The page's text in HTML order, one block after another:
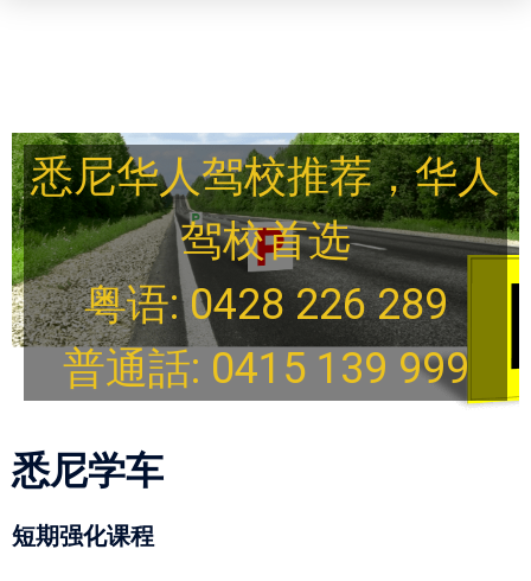
悉尼华人驾校推荐，华人
驾校首选
粤语: 0428 226 289
普通話: 0415 139 999
悉尼学车
短期强化课程